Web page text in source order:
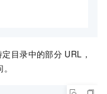
定目录中的部分 URL，